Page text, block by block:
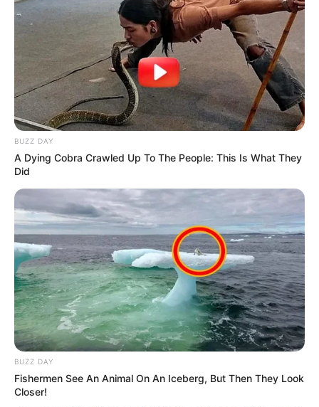
BUZZ DAY
A Dying Cobra Crawled Up To The People: This Is What They
Did
BUZZ DAY
Fishermen See An Animal On An Iceberg, But Then They Look
Closer!